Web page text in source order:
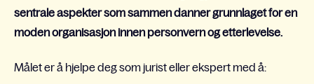
sentrale aspekter som sammen danner grunnlaget for en
moden organisasjon innen personvern og etterlevelse.
Målet er å hjelpe deg som jurist eller ekspert med å: